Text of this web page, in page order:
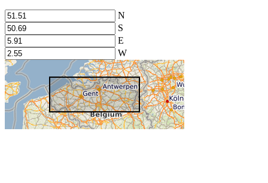
N
S
E
W